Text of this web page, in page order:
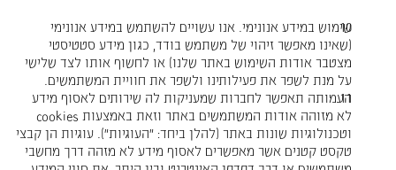
שימוש במידע אנונימי. אנו עשויים להשתמש במידע אנונימי
(שאינו מאפשר זיהוי של משתמש בודד, כגון מידע סטטיסטי
מצטבר אודות השימוש באתר שלנו) או לחשוף אותו לצד שלישי
על מנת לשפר את פעילותינו ולשפר את חוויית המשתמשים.
העמותה תאפשר לחברות שמעניקות לה שירותים לאסוף מידע
לא מזוהה אודות המשתמשים באתר וזאת באמצעות cookies
וטכנולוגיות שונות באתר (להלן ביחד: "העוגיות"). עוגיות הן קבצי
טקסט קטנים אשר מאפשרים לאסוף מידע לא מזהה דרך מחשבי